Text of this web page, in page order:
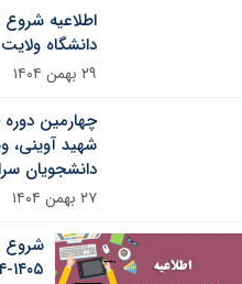
اطلاعیه
دانشگاه ولایت
۲۹ بهمن ۱۴۰۴
چهارمین
شهید آوینی،
دانشجویان
۲۷ بهمن ۱۴۰۴
شروع
۱۴۰۵-۱۴۰۴